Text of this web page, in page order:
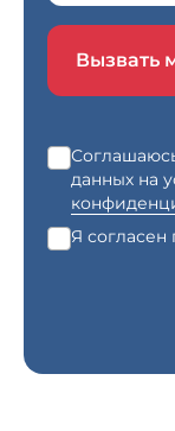
Вызвать
данных на
Я